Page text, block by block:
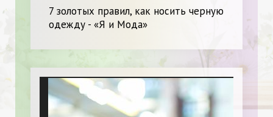
7 золотых правил, как носить черную
одежду - «Я и Мода»